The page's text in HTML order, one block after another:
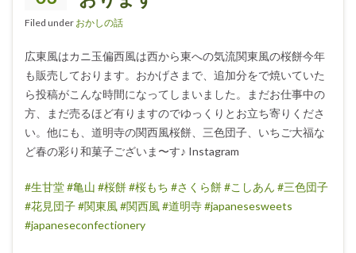
Filed under おかしの話
広東風はカニ玉偏西風は西から東への気流関東風の桜餅今年
も販売しております。おかげさまで、追加分をで焼いていた
ら投稿がこんな時間になってしまいました。まだお仕事中の
方、まだ売るほど有りますのでゆっくりとお立ち寄りくださ
い。他にも、道明寺の関西風桜餅、三色団子、いちご大福な
ど春の彩り和菓子ございま〜す♪ Instagram
#生甘堂#亀山 #桜餅#桜もち #さくら餅#こしあん #三色団子
#花見団子#関東風#関西風#道明寺#japanesesweets
#japaneseconfectionery